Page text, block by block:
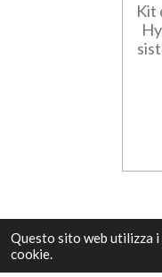
Questo sito web utilizza i
cookie.
Kit